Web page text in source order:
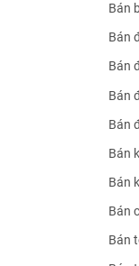
Bán
Bán
Bán
Bán
Bán
Bán
Bán
Bán
Bán